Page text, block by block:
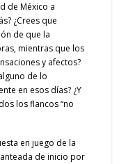
de México a
¿Crees que
de que la
mientras que los
y afectos?
de lo
en esos días? ¿Y
los flancos “no
en juego de la
de inicio por